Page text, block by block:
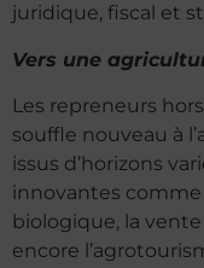
juridique, fiscal et
Vers une
Les repreneurs
souffle nouveau à
issus d’horizons
innovantes
biologique, la
encore